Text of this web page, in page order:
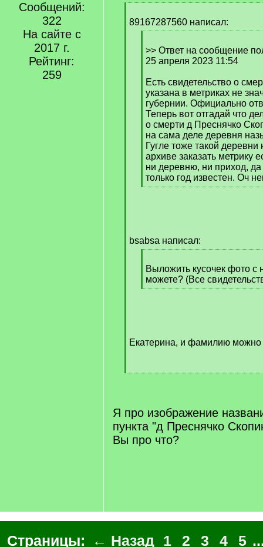
Сообщений:
322
На сайте с
2017 г.
Рейтинг:
259
q
89167287560 написал:
q
]
>> Ответ на сообщение
25 апреля 2023 11:54
Есть свидетельство о
указана в метриках не
губернии. Официально
Теперь вот отгадай что
о смерти д Преснячко
на сама деле деревня
Гугле тоже такой
архиве заказать метрику
ни деревню, ни приход,
только год известен. Оч
[
bsabsa написал:
q
]
Выложить кусочек фото с
можете? (Все
[
Екатерина, и фамилию можно
[
Я про изображение
пункта "д Преснячко
Вы про что?
Страницы: ← Назад 1 2 3 4 5